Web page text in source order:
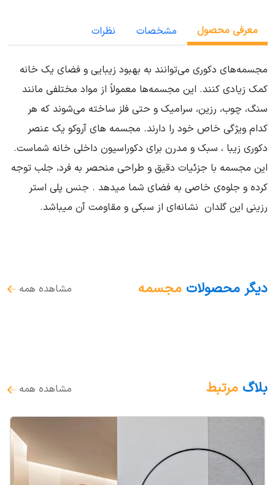
معرفی محصول مشخصات نظرات
مجسمه‌های دکوری می‌توانند به بهبود زیبایی و فضای یک خانه
کمک زیادی کنند. این مجسمه‌ها معمولاً از مواد مختلفی مانند
سنگ، چوب، رزین، سرامیک و حتی فلز ساخته می‌شوند که هر
کدام ویژگی خاص خود را دارند. مجسمه های آروکو یک عنصر
دکوری زیبا ، سبک و مدرن برای دکوراسیون داخلی خانه شماست.
این مجسمه با جزئیات دقیق و طراحی منحصر به فرد، جلب توجه
کرده و جلوه‌ی خاصی به فضای شما میدهد . جنس پلی استر
رزینی این گلدان نشانه‌ای از سبکی و مقاومت آن میباشد.
دیگر محصولات مجسمه مشاهده همه
بلاگ مرتبط مشاهده همه